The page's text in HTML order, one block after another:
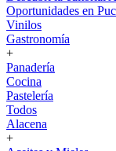
Oportunidades en
Vinilos
Gastronomía
+
Panadería
Cocina
Pastelería
Todos
Alacena
+